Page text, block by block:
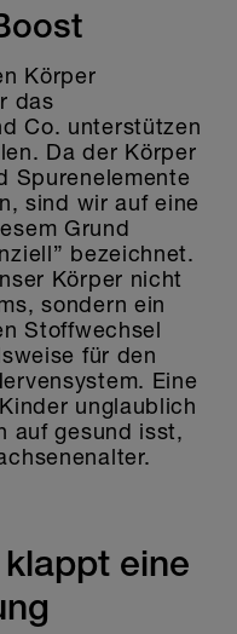
Körper
das
Co. unterstützen
Da der Körper
Spurenelemente
sind wir auf eine
Grund
bezeichnet.
Körper nicht
sondern ein
Stoffwechsel
für den
Eine
unglaublich
auf gesund isst,
eine